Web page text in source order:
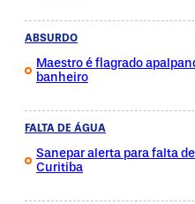
ABSURDO
Maestro é flagrado
banheiro
FALTA DE ÁGUA
Sanepar alerta para falta
Curitiba